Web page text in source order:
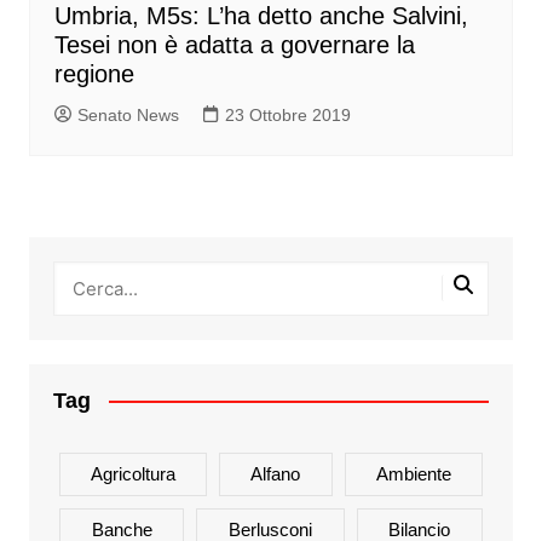
Umbria, M5s: L’ha detto anche Salvini,
Tesei non è adatta a governare la
regione
Senato News 23 Ottobre 2019
Tag
Agricoltura Alfano Ambiente
Banche Berlusconi Bilancio